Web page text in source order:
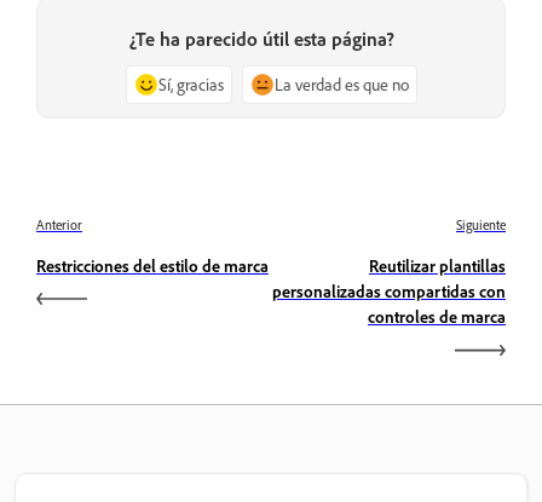
¿Te ha parecido útil esta página?
Sí, gracias La verdad es que no
Anterior
Restricciones del estilo de marca
Siguiente
Reutilizar plantillas
personalizadas compartidas con
controles de marca